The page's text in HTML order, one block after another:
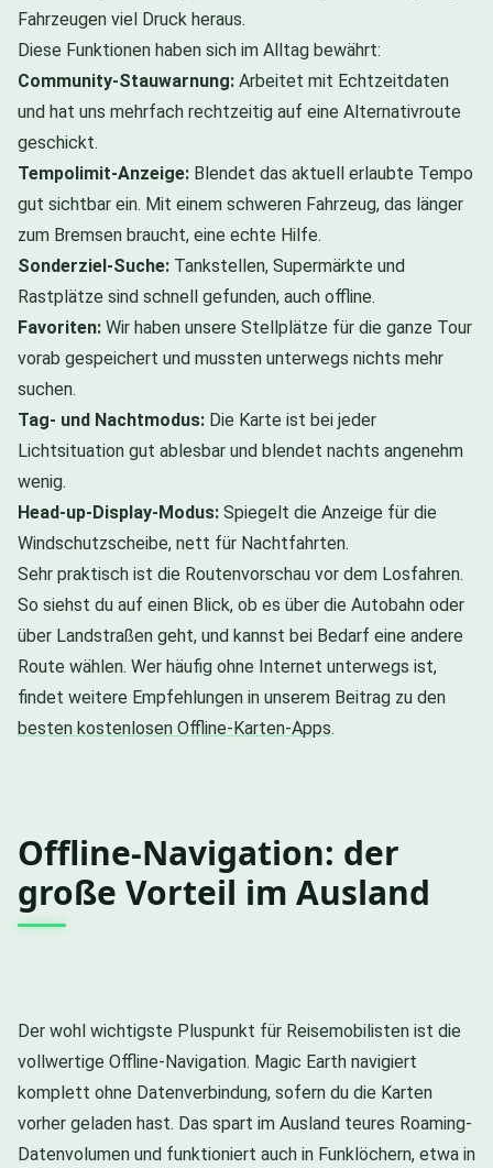
Fahrzeugen viel Druck heraus.
Diese Funktionen haben sich im Alltag bewährt:
Community-Stauwarnung: Arbeitet mit Echtzeitdaten
und hat uns mehrfach rechtzeitig auf eine Alternativroute
geschickt.
Tempolimit-Anzeige: Blendet das aktuell erlaubte Tempo
gut sichtbar ein. Mit einem schweren Fahrzeug, das länger
zum Bremsen braucht, eine echte Hilfe.
Sonderziel-Suche: Tankstellen, Supermärkte und
Rastplätze sind schnell gefunden, auch offline.
Favoriten: Wir haben unsere Stellplätze für die ganze Tour
vorab gespeichert und mussten unterwegs nichts mehr
suchen.
Tag- und Nachtmodus: Die Karte ist bei jeder
Lichtsituation gut ablesbar und blendet nachts angenehm
wenig.
Head-up-Display-Modus: Spiegelt die Anzeige für die
Windschutzscheibe, nett für Nachtfahrten.
Sehr praktisch ist die Routenvorschau vor dem Losfahren.
So siehst du auf einen Blick, ob es über die Autobahn oder
über Landstraßen geht, und kannst bei Bedarf eine andere
Route wählen. Wer häufig ohne Internet unterwegs ist,
findet weitere Empfehlungen in unserem Beitrag zu den
besten kostenlosen Offline-Karten-Apps.
Offline-Navigation: der
große Vorteil im Ausland
Der wohl wichtigste Pluspunkt für Reisemobilisten ist die
vollwertige Offline-Navigation. Magic Earth navigiert
komplett ohne Datenverbindung, sofern du die Karten
vorher geladen hast. Das spart im Ausland teures Roaming-
Datenvolumen und funktioniert auch in Funklöchern, etwa in